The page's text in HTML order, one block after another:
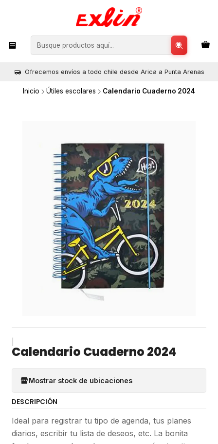
Ofrecemos envíos a todo chile desde Arica a Punta Arenas
Inicio Útiles escolares Calendario Cuaderno 2024
Calendario Cuaderno 2024
Mostrar stock de ubicaciones
DESCRIPCIÓN
Ideal para registrar tu tipo de agenda, tus planes
diarios, escribir tu lista de deseos, etc. La bonita